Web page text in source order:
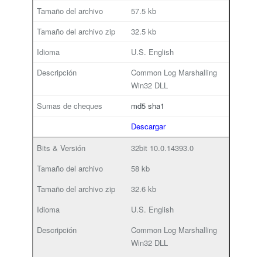
57.5 kb
32.5 kb
U.S. English
Common Log Marshalling
Win32 DLL
md5 sha1
Descargar
32bit 10.0.14393.0
58 kb
32.6 kb
U.S. English
Common Log Marshalling
Win32 DLL